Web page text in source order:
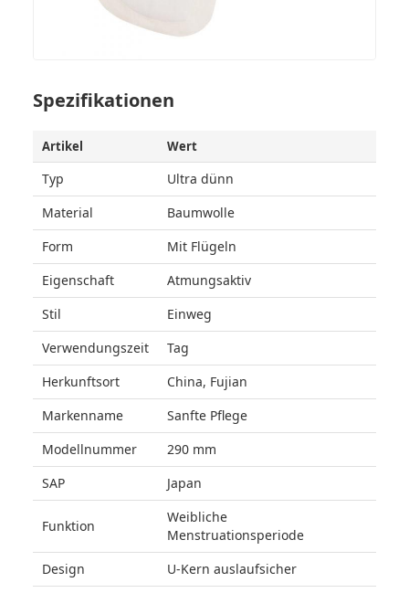
Spezifikationen
Artikel Wert
Typ
Ultra dünn
Material
Baumwolle
Form
Mit Flügeln
Eigenschaft
Atmungsaktiv
Stil
Einweg
Verwendungszeit
Tag
Herkunftsort
China, Fujian
Markenname
Sanfte Pflege
Modellnummer
290 mm
SAP
Japan
Funktion
Weibliche
Menstruationsperiode
Design
U-Kern auslaufsicher